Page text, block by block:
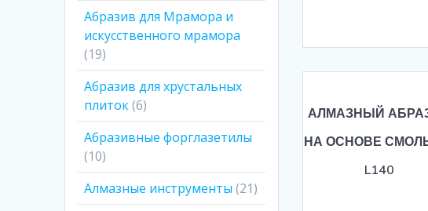
Абразив для Мрамора и
искусственного мрамора
19
Абразив для хрустальных
плиток 6
Абразивные форглазетилы
10
Алмазные инструменты 21
АЛМАЗНЫЙ
НА ОСНОВЕ
L140